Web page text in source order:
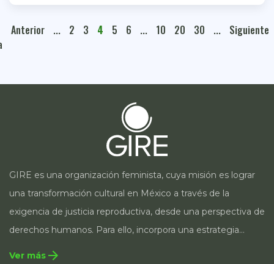
Anterior ... 2 3 4 5 6 ... 10 20 30 ... Siguiente
GIRE es una organización feminista, cuya misión es lograr
una transformación cultural en México a través de la
exigencia de justicia reproductiva, desde una perspectiva de
derechos humanos. Para ello, incorpora una estrategia
integral que contempla la incidencia en legislación y
Ver más arrow_forward